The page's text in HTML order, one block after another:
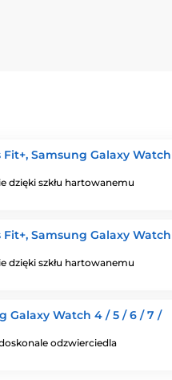
Samsung Galaxy Watch
dzięki szkłu hartowanemu
Samsung Galaxy Watch
dzięki szkłu hartowanemu
Galaxy Watch 4 / 5 / 6 / 7 /
odzwierciedla